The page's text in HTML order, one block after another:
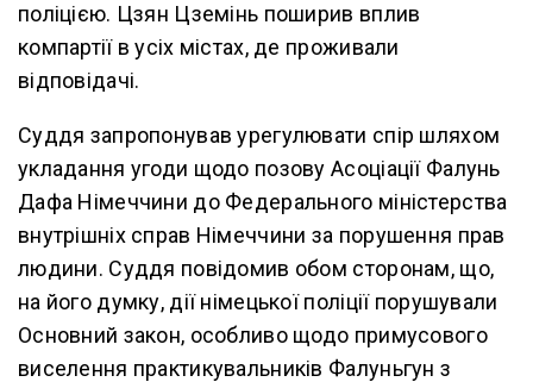
поліцією. Цзян Цземінь поширив вплив
компартії в усіх містах, де проживали
відповідачі.
Суддя запропонував урегулювати спір шляхом
укладання угоди щодо позову Асоціації Фалунь
Дафа Німеччини до Федерального міністерства
внутрішніх справ Німеччини за порушення прав
людини. Суддя повідомив обом сторонам, що,
на його думку, дії німецької поліції порушували
Основний закон, особливо щодо примусового
виселення практикувальників Фалуньгун з